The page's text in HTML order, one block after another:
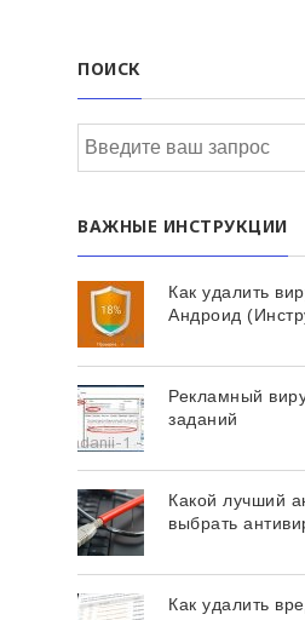
ПОИСК
ВАЖНЫЕ ИНСТРУКЦИИ
Как удалить
Андроид
Рекламный
заданий
Какой лучший
выбрать
Как удалить